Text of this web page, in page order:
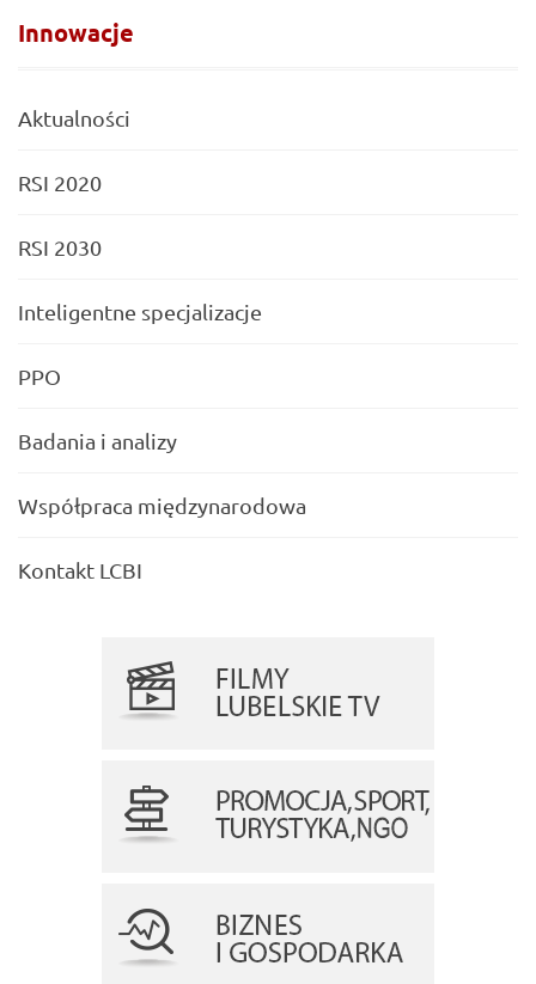
Innowacje
Aktualności
RSI 2020
RSI 2030
Inteligentne specjalizacje
PPO
Badania i analizy
Współpraca międzynarodowa
Kontakt LCBI